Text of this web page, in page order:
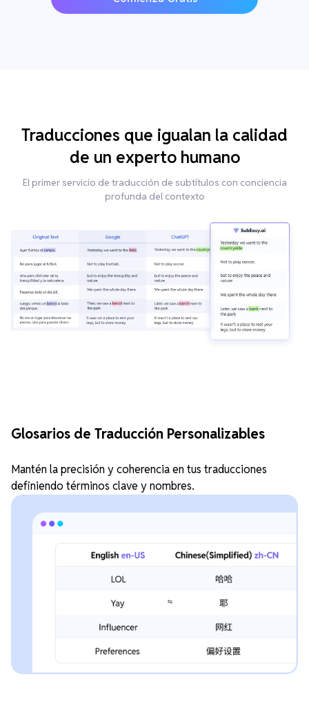
Traducciones que igualan la calidad
de un experto humano
El primer servicio de traducción de subtítulos con conciencia
profunda del contexto
Glosarios de Traducción Personalizables
Mantén la precisión y coherencia en tus traducciones
definiendo términos clave y nombres.